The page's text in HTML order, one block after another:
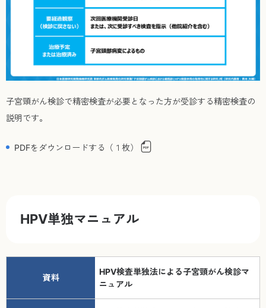
子宮頸がん検診で精密検査が必要となった方が受診する精密検査の
説明です。
PDFをダウンロードする（１枚）
HPV単独マニュアル
資料
HPV検査単独法による子宮頸がん検診マ
ニュアル